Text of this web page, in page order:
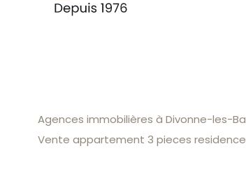
Agences immobilières à Divonne-les-
Vente appartement 3 pieces